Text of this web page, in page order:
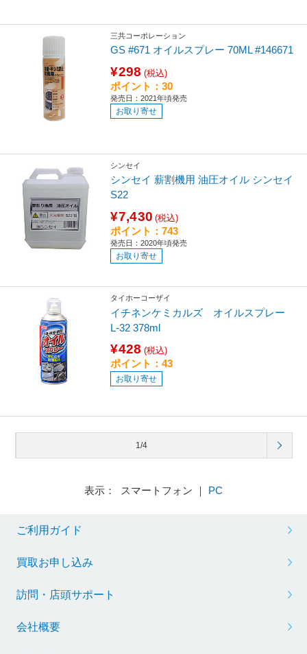
三共コーポレーション
GS #671 オイルスプレー 70ML #146671
¥298 (税込)
ポイント：30
発売日：2021年頃発売
お取り寄せ
シンセイ
シンセイ 薪割機用 油圧オイル シンセイ
S22
¥7,430 (税込)
ポイント：743
発売日：2020年頃発売
お取り寄せ
タイホーコーザイ
イチネンケミカルズ オイルスプレー
L-32 378ml
¥428 (税込)
ポイント：43
お取り寄せ
1/4
表示： スマートフォン ｜ PC
ご利用ガイド
買取お申し込み
訪問・店頭サポート
会社概要